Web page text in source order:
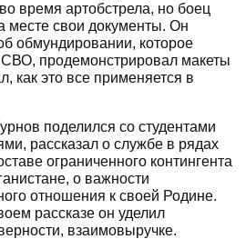
время артобстрела, но боец
месте свои документы. Он
обмундировании, которое
продемонстрировал макеты
как это все применяется в
поделился со студентами
рассказал о службе в рядах
ограниченного контингента
о важности
отношения к своей Родине.
рассказе он уделил
взаимовыручке.